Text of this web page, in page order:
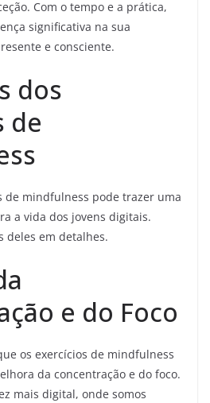
Com o tempo e a prática,
significativa na sua
e consciente.
dos
de
de mindfulness pode trazer uma
a vida dos jovens digitais.
deles em detalhes.
e do Foco
os exercícios de mindfulness
da concentração e do foco.
mais digital, onde somos